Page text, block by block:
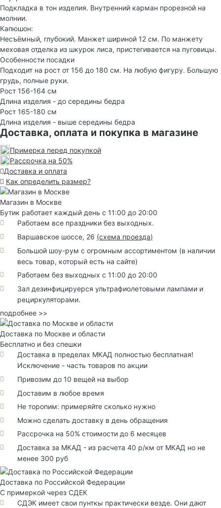
Подкладка в тон изделия. Внутренний карман прорезной на
молнии.
Капюшон:
Несъёмный, глубокий. Манжет шириной 12 см. По манжету
меховая отделка из шкурок лиса, пристегивается на пуговицы.
Особенности посадки
Подходит на рост от 156 до 180 см. На любую фигуру. Большую
грудь, полные руки.
Рост 156-164 см
Длина изделия - до середины бедра
Рост 165-180 см
Длина изделия - выше середины бедра
Доставка, оплата и покупка в магазине
Примерка перед покупкой
Рассрочка на 50%
Доставка и оплата
Как определить размер?
Магазин в Москве
Бутик работает каждый день с 11:00 до 20:00
Работаем все праздники без выходных.
Варшавское шоссе, 26 (схема проезда)
Большой шоу-рум с огромным ассортиментом (в наличии
весь товар, который есть на сайте)
Работаем без выходных с 11:00 до 20:00
Зал дезинфицируерся ультрафиолетовыми лампами и
рециркуляторами.
подробнее >>
Доставка по Москве и области
Бесплатно и без спешки
Доставка в пределах МКАД полностью бесплатная!
Исключение - часть товаров по акции
Привозим до 10 вещей на выбор
Доставим в любое время
Не торопим: примеряйте сколько нужно
Можно сделать доставку в день обращения
Рассрочка на 50% стоимости до 6 месяцев
Доставка за МКАД - из расчета 40 р/км от МКАД но не
менее 300 руб
Доставка по Российской Федерации
С примеркой через СДЕК
СДЭК имеет свои пунткы практически везде. Они дают